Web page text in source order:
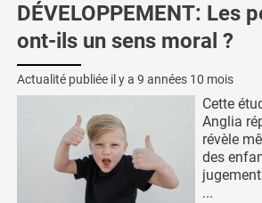
DÉVELOPPEMENT: Les
ont-ils un sens moral ?
Actualité publiée il y a 9 années 10 mois
Cette
Anglia
révèle
des
...